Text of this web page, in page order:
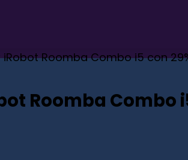
Roomba Combo i5 con
Roomba Combo